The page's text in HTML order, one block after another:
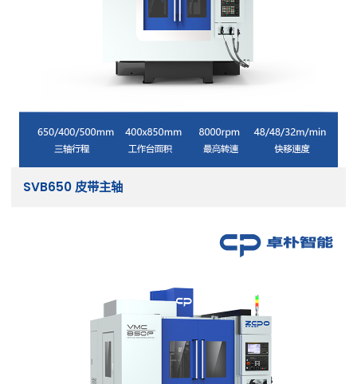
SVB650 皮带主轴